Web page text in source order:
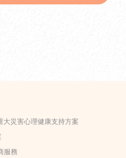
大災害心理健康支持方案
服務